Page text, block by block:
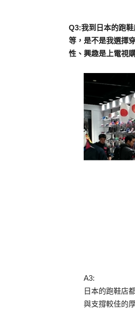
Q3:我到日本的跑
等，是不是我選擇
性、興趣是上電視
A3:
日本的跑鞋店
與支撐較佳的